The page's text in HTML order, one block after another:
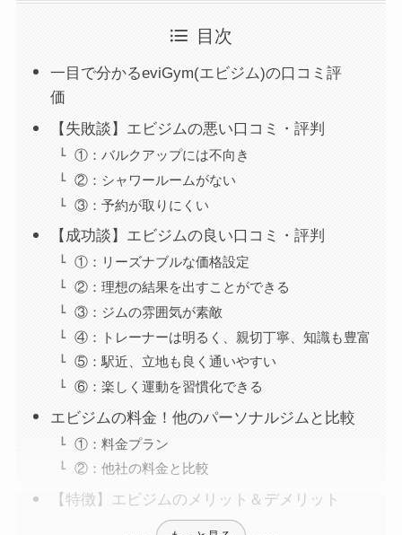
目次
一目で分かるeviGym(エビジム)の口コミ評
価
【失敗談】エビジムの悪い口コミ・評判
①：バルクアップには不向き
②：シャワールームがない
③：予約が取りにくい
【成功談】エビジムの良い口コミ・評判
①：リーズナブルな価格設定
②：理想の結果を出すことができる
③：ジムの雰囲気が素敵
④：トレーナーは明るく、親切丁寧、知識も豊富
⑤：駅近、立地も良く通いやすい
⑥：楽しく運動を習慣化できる
エビジムの料金！他のパーソナルジムと比較
①：料金プラン
②：他社の料金と比較
【特徴】エビジムのメリット＆デメリット